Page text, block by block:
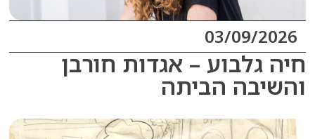
03/09/
– אגדות חורבן
הביתה